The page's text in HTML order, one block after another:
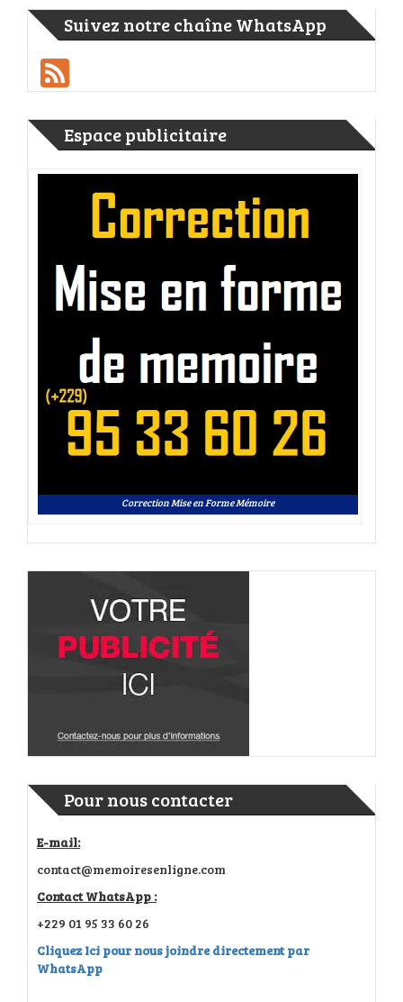
Suivez notre chaîne WhatsApp
Espace publicitaire
Correction Mise en Forme Mémoire
Pour nous contacter
E-mail:
contact@memoiresenligne.com
Contact WhatsApp :
+229 01 95 33 60 26
Cliquez Ici pour nous joindre directement par
WhatsApp